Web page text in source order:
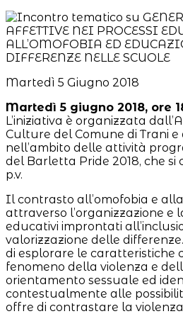
Martedì 5 Giugno 2018
Martedì 5 giugno 2018, ore
L’iniziativa è organizzata
Culture del Comune di Trani e
nell’ambito delle attività
del Barletta Pride 2018, che si
p.v.
Il contrasto all’omofobia e
attraverso l’organizzazione e
educativi improntati
valorizzazione delle
di esplorare le caratteristiche
fenomeno della violenza e
orientamento sessuale ed
contestualmente alle
offre di contrastare la